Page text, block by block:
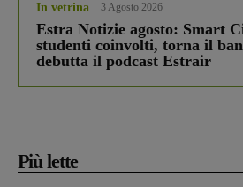
In vetrina 3 Agosto 2026
Estra Notizie agosto: Smart
studenti coinvolti, torna il
debutta il podcast Estrair
Più lette